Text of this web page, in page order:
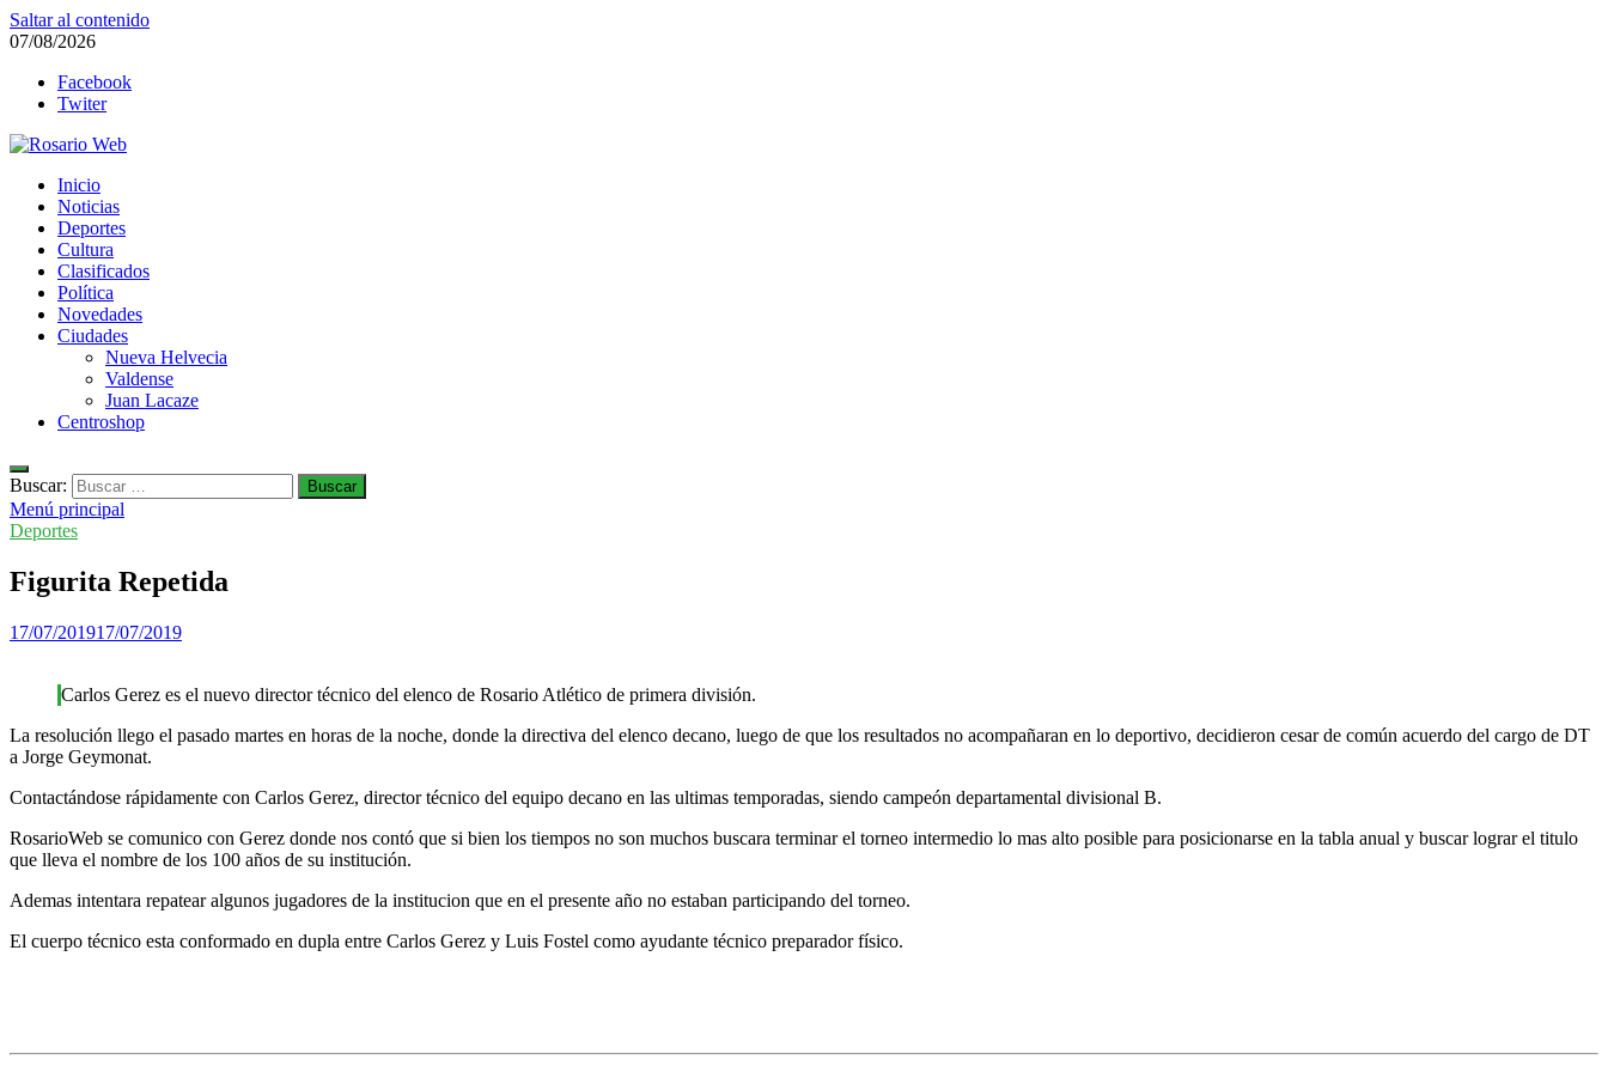
Saltar al contenido
07/08/2026
Facebook
Twiter
Rosario Web
Todas la noticias de Rosario y la zona
Inicio
Noticias
Deportes
Cultura
Clasificados
Política
Novedades
Ciudades
Nueva Helvecia
Valdense
Juan Lacaze
Centroshop
Buscar:
Menú principal
Deportes
Figurita Repetida
17/07/201917/07/2019
Carlos Gerez es el nuevo director técnico del elenco de Rosario Atlético de primera división.
La resolución llego el pasado martes en horas de la noche, donde la directiva del elenco decano, luego de que los resultados no acompañaran en lo deportivo, decidieron cesar de común acuerdo del cargo de DT
a Jorge Geymonat.
Contactándose rápidamente con Carlos Gerez, director técnico del equipo decano en las ultimas temporadas, siendo campeón departamental divisional B.
RosarioWeb se comunico con Gerez donde nos contó que si bien los tiempos no son muchos buscara terminar el torneo intermedio lo mas alto posible para posicionarse en la tabla anual y buscar lograr el titulo
que lleva el nombre de los 100 años de su institución.
Ademas intentara repatear algunos jugadores de la institucion que en el presente año no estaban participando del torneo.
El cuerpo técnico esta conformado en dupla entre Carlos Gerez y Luis Fostel como ayudante técnico preparador físico.